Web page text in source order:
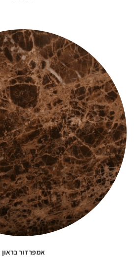
אמפרדור בראון